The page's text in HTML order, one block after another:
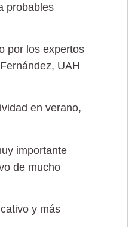
probables
por los expertos
UAH
en verano,
importante
de mucho
y más